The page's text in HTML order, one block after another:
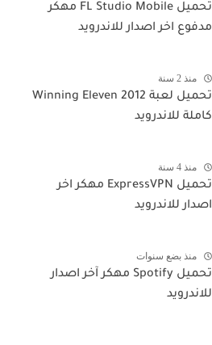
تحميل FL Studio Mobile مهكر
مدفوع اخر اصدار للاندرويد
منذ 2 سنة
تحميل لعبة Winning Eleven 2012
كاملة للاندرويد
منذ 4 سنة
تحميل ExpressVPN مهكر اخر
اصدار للاندرويد
منذ بضع سنوات
تحميل Spotify مهكر آخر اصدار
للاندرويد